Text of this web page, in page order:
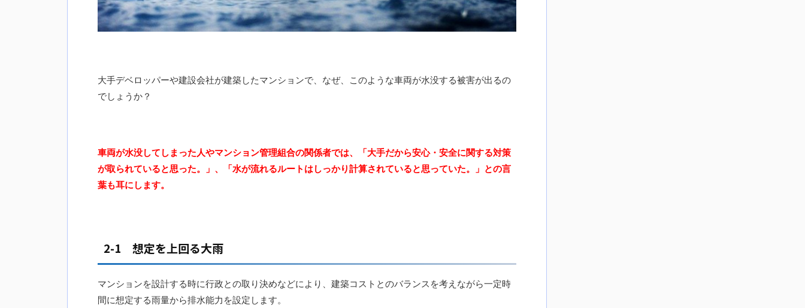
大手デベロッパーや建設会社が建築したマンションで、なぜ、このような車両が水没する被害が出るの
でしょうか？
車両が水没してしまった人やマンション管理組合の関係者では、「大手だから安心・安全に関する対策
が取られていると思った。」、「水が流れるルートはしっかり計算されていると思っていた。」との言
葉も耳にします。
2-1 想定を上回る大雨
マンションを設計する時に行政との取り決めなどにより、建築コストとのバランスを考えながら一定時
間に想定する雨量から排水能力を設定します。